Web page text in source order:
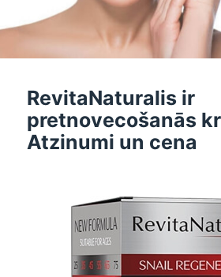
RevitaNaturalis ir
pretnovecošanās
Atzinumi un cena